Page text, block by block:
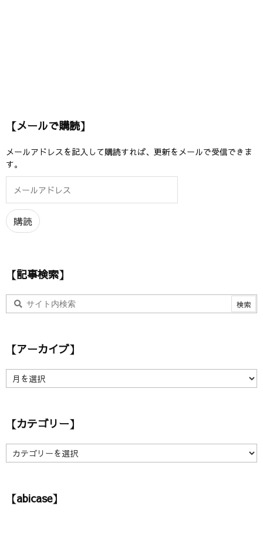
【メールで購読】
メールアドレスを記入して購読すれば、更新をメールで受信できま
す。
ル
ア
ド
購読
【記事検索】
【アーカイブ】
ア
イ
】
【カテゴリー】
【
カ
リ【abicase】